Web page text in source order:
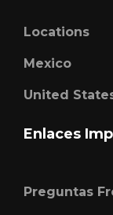
Locations
Mexico
United
Enlaces
Preguntas